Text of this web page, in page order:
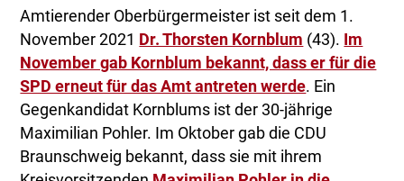
Amtierender Oberbürgermeister ist seit dem 1.
November 2021 Dr. Thorsten Kornblum (43). Im
November gab Kornblum bekannt, dass er für die
SPD erneut für das Amt antreten werde. Ein
Gegenkandidat Kornblums ist der 30-jährige
Maximilian Pohler. Im Oktober gab die CDU
Braunschweig bekannt, dass sie mit ihrem